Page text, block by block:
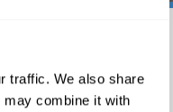
traffic. We also share
combine it with